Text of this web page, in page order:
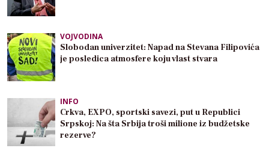
VOJVODINA
Slobodan univerzitet: Napad na Stevana Filipovića
je posledica atmosfere koju vlast stvara
INFO
Crkva, EXPO, sportski savezi, put u Republici
Srpskoj: Na šta Srbija troši milione iz budžetske
rezerve?